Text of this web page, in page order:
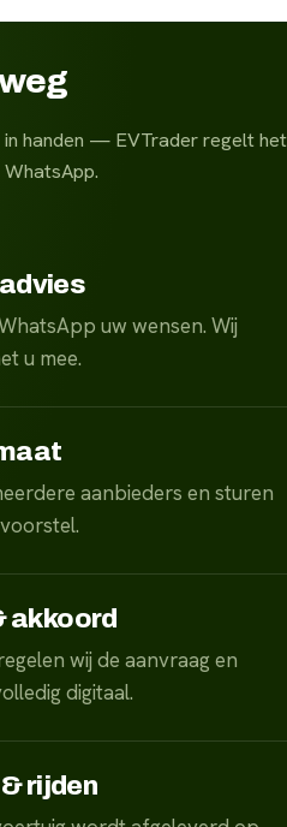
handen — EVTrader regelt het
uw wensen. Wij
u mee.
aanbieders en sturen
akkoord
wij de aanvraag en
digitaal.
rijden